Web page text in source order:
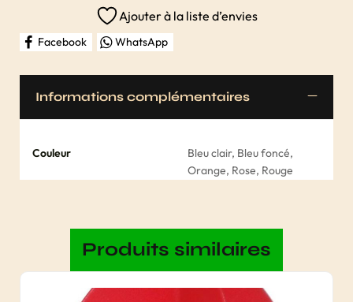
Ajouter à la liste d’envies
Facebook WhatsApp
Informations complémentaires
Couleur
Bleu clair, Bleu foncé,
Orange, Rose, Rouge
Produits similaires